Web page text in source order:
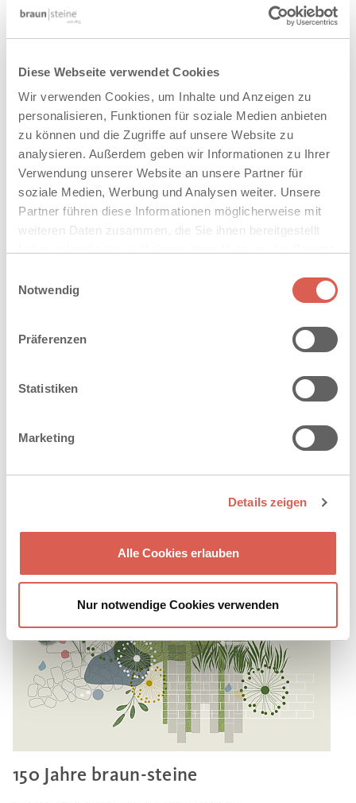
Diese Webseite verwendet Cookies
Wir verwenden Cookies, um Inhalte und Anzeigen zu
personalisieren, Funktionen für soziale Medien anbieten
zu können und die Zugriffe auf unsere Website zu
analysieren. Außerdem geben wir Informationen zu Ihrer
Verwendung unserer Website an unsere Partner für
soziale Medien, Werbung und Analysen weiter. Unsere
Partner führen diese Informationen möglicherweise mit
weiteren Daten zusammen, die Sie ihnen bereitgestellt
Cookies, wenn Sie unsere Webseite weiterhin nutzen.
Notwendig
Präferenzen
Statistiken
Marketing
Details zeigen
Alle Cookies erlauben
Nur notwendige Cookies verwenden
17. SteinForum
klimaangepasst und zugleich lebenswert weiterzuentwickeln.
Wie das gelingen kann, war Thema des 17. Steinforums der
Landschaftsarchitekten und Bauentscheider diskutierten dort
die Frage, wie sich technische, gestalterische und
gesellschaftliche Anforderungen künftig zusammenbringen
150 Jahre braun-steine